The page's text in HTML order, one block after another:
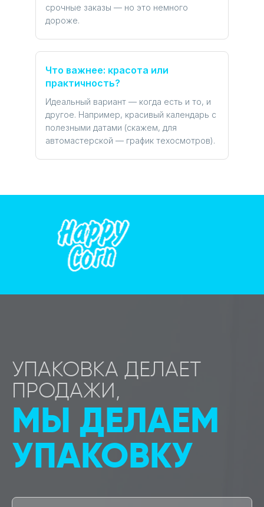
срочные заказы — но это немного
дороже.
Что важнее: красота или
практичность?
Идеальный вариант — когда есть и то, и
другое. Например, красивый календарь с
полезными датами (скажем, для
автомастерской — график техосмотров).
УПАКОВКА ДЕЛАЕТ
ПРОДАЖИ,
МЫ ДЕЛАЕМ
УПАКОВКУ